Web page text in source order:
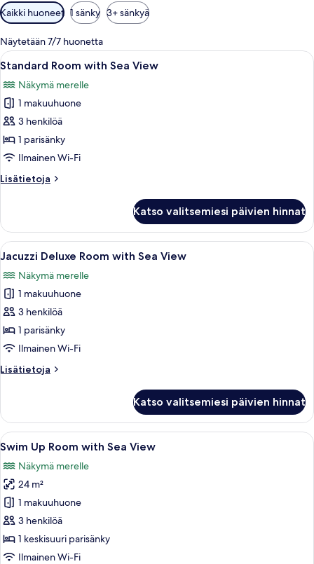
Huoneille
saatavilla
olevia
suodattimia
Kaikki huoneet 1 sänky 3+ sänkyä
Näytetään 7/7 huonetta
Avaa
kaikki
huonetyypin
Standard
Room
with
Sea
kuvat
Moderni makuuhuone, jossa on
5
Standard Room with Sea View
Näkymä merelle
1 makuuhuone
3 henkilöä
1 parisänky
Ilmainen Wi-Fi
Lisätietoja
Lisätietoja
with
Sea
View
Katso valitsemiesi päivien hinnat
Avaa
kaikki
huonetyypin
Jacuzzi
Deluxe
Room
with
View
Kylpyläalue, jossa on poreallas,
3
Jacuzzi Deluxe Room with Sea View
Näkymä merelle
1 makuuhuone
3 henkilöä
1 parisänky
Ilmainen Wi-Fi
Lisätietoja
Lisätietoja
Room
with
Sea
Katso valitsemiesi päivien hinnat
Avaa
kaikki
huonetyypin
Swim
Up
Room
with
Sea
Uima-allas, jonka yhteydessä on
3
Swim Up Room with Sea View
Näkymä merelle
24 m²
1 makuuhuone
3 henkilöä
1 keskisuuri parisänky
Ilmainen Wi-Fi